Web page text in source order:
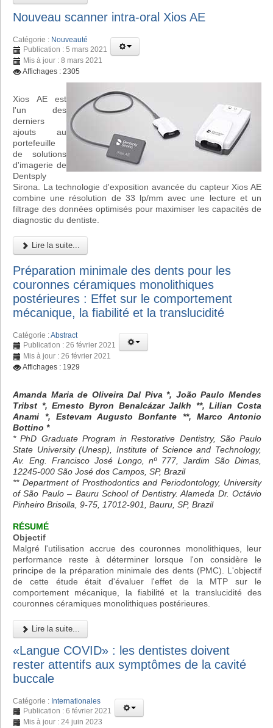
Nouveau scanner intra-oral Xios AE
Catégorie : Nouveauté
Publication : 5 mars 2021
Mis à jour : 8 mars 2021
Affichages : 2305
Xios AE est
l'un des
derniers
ajouts au
portefeuille
de solutions
d'imagerie de
Dentsply
Sirona. La technologie d'exposition avancée du capteur Xios AE
combine une résolution de 33 lp/mm avec une lecture et un
filtrage des données optimisés pour maximiser les capacités de
diagnostic du dentiste.
Lire la suite...
Préparation minimale des dents pour les
couronnes céramiques monolithiques
postérieures : Effet sur le comportement
mécanique, la fiabilité et la translucidité
Catégorie :Abstract
Publication : 26 février 2021
Mis à jour : 26 février 2021
Affichages : 1929
Amanda Maria de Oliveira Dal Piva *, João Paulo Mendes
Tribst *, Ernesto Byron Benalcázar Jalkh **, Lilian Costa
Anami *, Estevam Augusto Bonfante **, Marco Antonio
Bottino *
* PhD Graduate Program in Restorative Dentistry, São Paulo
State University (Unesp), Institute of Science and Technology,
Av. Eng. Francisco José Longo, nº 777, Jardim São Dimas,
12245-000 São José dos Campos, SP, Brazil
** Department of Prosthodontics and Periodontology, University
of São Paulo – Bauru School of Dentistry. Alameda Dr. Octávio
Pinheiro Brisolla, 9-75, 17012-901, Bauru, SP, Brazil
RÉSUMÉ
Objectif
Malgré l'utilisation accrue des couronnes monolithiques, leur
performance reste à déterminer lorsque l'on considère le
principe de la préparation minimale des dents (PMC). L'objectif
de cette étude était d'évaluer l'effet de la MTP sur le
comportement mécanique, la fiabilité et la translucidité des
couronnes céramiques monolithiques postérieures.
Lire la suite...
«Langue COVID» : les dentistes doivent
rester attentifs aux symptômes de la cavité
buccale
Catégorie : Internationales
Publication : 6 février 2021
Mis à jour : 24 juin 2023